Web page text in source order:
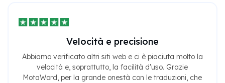
Velocità e precisione
Abbiamo verificato altri siti web e ci è piaciuta molto la
velocità e, soprattutto, la facilità d'uso. Grazie
MotaWord, per la grande onestà con le traduzioni, che